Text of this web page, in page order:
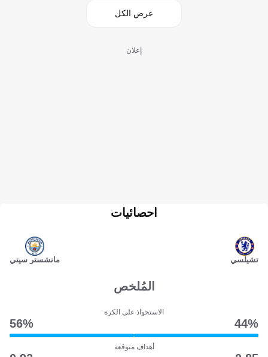
عرض الكل
إعلان
تشيلسي
احصائيات
مانشستر سيتي
المُلخص
الاستحواذ على الكرة
44‎%‎
56‎%‎
أهداف متوقعة